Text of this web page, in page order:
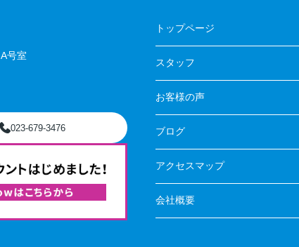
号室
023-679-3476
トップページ
スタッフ
お客様の声
ブログ
アクセスマップ
会社概要